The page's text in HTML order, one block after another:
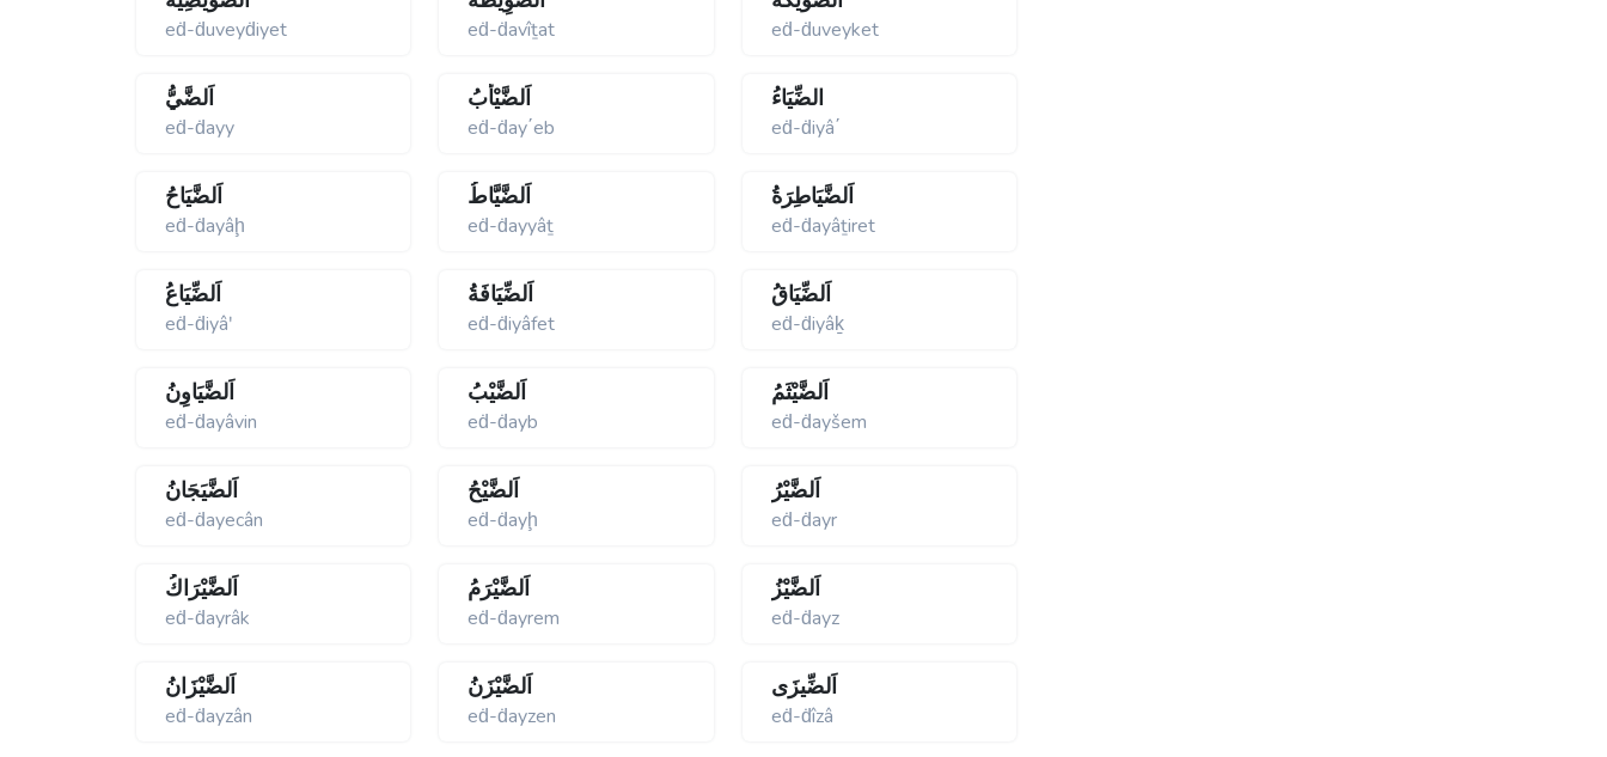
eḋ-ḋuveyḋiyet eḋ-ḋavîṯat eḋ-ḋuveyket
اَلضَّيُّ
eḋ-ḋayy
اَلضَّيْأَبُ
eḋ-ḋay΄eb
الضِّيَاءُ
eḋ-ḋiyâ΄
اَلضَّيَاحُ
eḋ-ḋayâḩ
اَلضَّيَّاطُ
eḋ-ḋayyâṯ
اَلضَّيَاطِرَةُ
eḋ-ḋayâṯiret
اَلضِّيَاعُ
eḋ-ḋiyâʹ
اَلضِّيَافَةُ
eḋ-ḋiyâfet
اَلضِّيَاقُ
eḋ-ḋiyâḵ
اَلضَّيَاوِنُ
eḋ-ḋayâvin
اَلضَّيْبُ
eḋ-ḋayb
اَلضَّيْثَمُ
eḋ-ḋayšem
اَلضَّيَجَانُ
eḋ-ḋayecân
اَلضَّيْحُ
eḋ-ḋayḩ
اَلضَّيْرُ
eḋ-ḋayr
اَلضَّيْرَاكُ
eḋ-ḋayrâk
اَلضَّيْرَمُ
eḋ-ḋayrem
اَلضَّيْزُ
eḋ-ḋayz
اَلضَّيْزَانُ
eḋ-ḋayzân
اَلضَّيْزَنُ
eḋ-ḋayzen
اَلضِّيزَى
eḋ-ḋîzâ